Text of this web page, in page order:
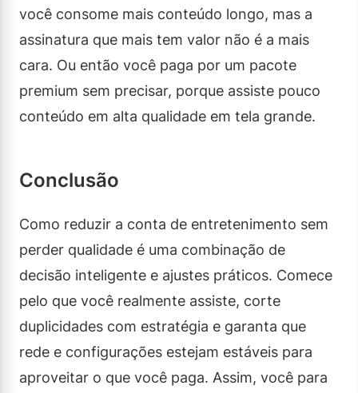
você consome mais conteúdo longo, mas a
assinatura que mais tem valor não é a mais
cara. Ou então você paga por um pacote
premium sem precisar, porque assiste pouco
conteúdo em alta qualidade em tela grande.
Conclusão
Como reduzir a conta de entretenimento sem
perder qualidade é uma combinação de
decisão inteligente e ajustes práticos. Comece
pelo que você realmente assiste, corte
duplicidades com estratégia e garanta que
rede e configurações estejam estáveis para
aproveitar o que você paga. Assim, você para